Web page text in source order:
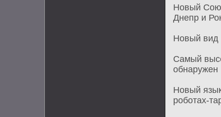
Новый
Днепр и
Новый вид
Самый
обнаружен
Новый
роботах-